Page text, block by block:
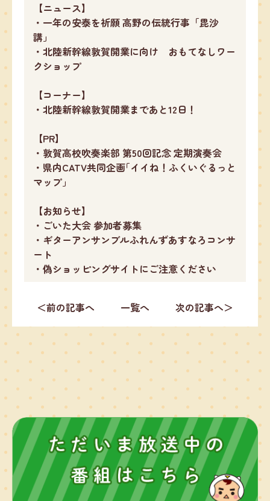
【ニュース】
・一年の安泰を祈願 高野の伝統行事「毘沙
講」
・北陸新幹線敦賀開業に向け おもてなしワー
クショップ
【コーナー】
・北陸新幹線敦賀開業まであと12日！
【PR】
・敦賀高校吹奏楽部 第50回記念 定期演奏会
・県内CATV共同企画｢イイね！ふくいぐるっと
マップ｣
【お知らせ】
・ごいた大会 参加者募集
・ギターアンサンブルふれんずあすなろコンサ
ート
・偽ショッピングサイトにご注意ください
＜前の記事へ 一覧へ 次の記事へ＞